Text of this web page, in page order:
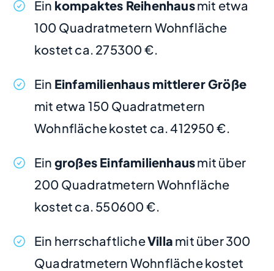
Ein kompaktes Reihenhausmit etwa
100 Quadratmetern Wohnfläche
kostet ca. 275300 €.
Ein Einfamilienhaus mittlerer Größe
mit etwa 150 Quadratmetern
Wohnfläche kostet ca. 412950 €.
Ein großes Einfamilienhausmit über
200 Quadratmetern Wohnfläche
kostet ca. 550600 €.
Ein herrschaftlicheVilla mit über 300
Quadratmetern Wohnfläche kostet